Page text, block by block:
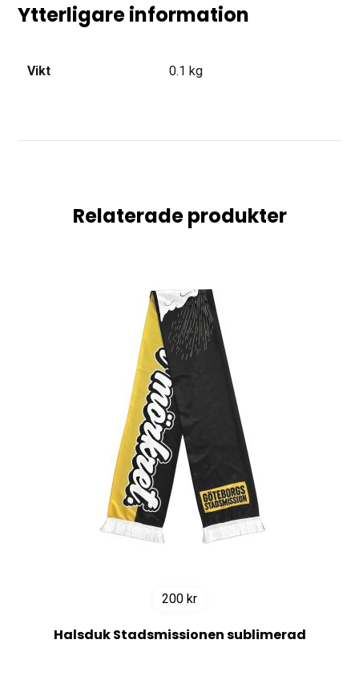
Ytterligare information
Vikt 0.1 kg
Relaterade produkter
200 kr
Halsduk Stadsmissionen sublimerad